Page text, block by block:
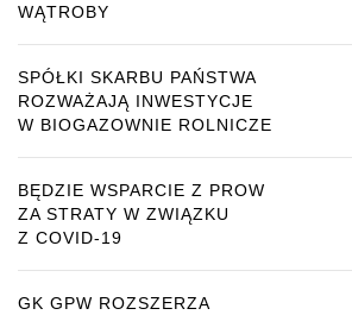
WĄTROBY
SPÓŁKI SKARBU PAŃSTWA
ROZWAŻAJĄ INWESTYCJE
W BIOGAZOWNIE ROLNICZE
BĘDZIE WSPARCIE Z PROW
ZA STRATY W ZWIĄZKU
Z COVID-19
GK GPW ROZSZERZA